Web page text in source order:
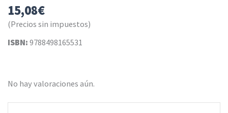
15,08€
(Precios sin impuestos)
ISBN: 9788498165531
No hay valoraciones aún.